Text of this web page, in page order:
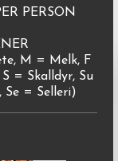
PERSON
M = Melk, F
= Skalldyr, Su
= Selleri)